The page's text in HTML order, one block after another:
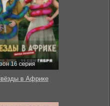
16 серия
в Африке